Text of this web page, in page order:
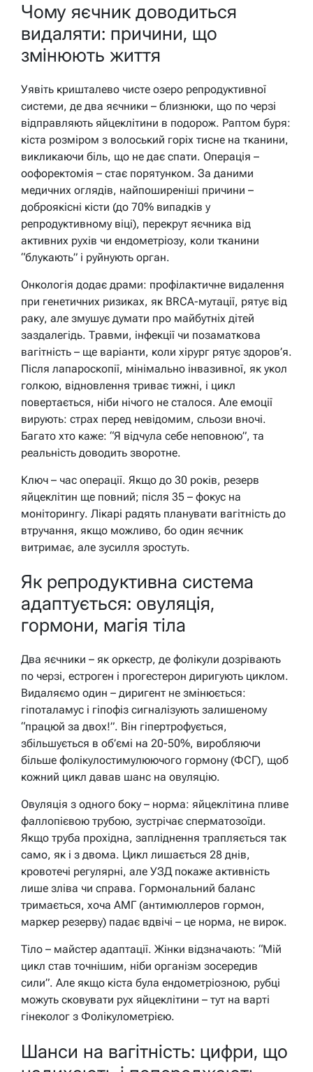
Чому яєчник доводиться
видаляти: причини, що
змінюють життя
Уявіть кришталево чисте озеро репродуктивної
системи, де два яєчники – близнюки, що по черзі
відправляють яйцеклітини в подорож. Раптом буря:
кіста розміром з волоський горіх тисне на тканини,
викликаючи біль, що не дає спати. Операція –
оофоректомія – стає порятунком. За даними
медичних оглядів, найпоширеніші причини –
доброякісні кісти (до 70% випадків у
репродуктивному віці), перекрут яєчника від
активних рухів чи ендометріозу, коли тканини
“блукають” і руйнують орган.
Онкологія додає драми: профілактичне видалення
при генетичних ризиках, як BRCA-мутації, рятує від
раку, але змушує думати про майбутніх дітей
заздалегідь. Травми, інфекції чи позаматкова
вагітність – ще варіанти, коли хірург рятує здоров’я.
Після лапароскопії, мінімально інвазивної, як укол
голкою, відновлення триває тижні, і цикл
повертається, ніби нічого не сталося. Але емоції
вирують: страх перед невідомим, сльози вночі.
Багато хто каже: “Я відчула себе неповною”, та
реальність доводить зворотне.
Ключ – час операції. Якщо до 30 років, резерв
яйцеклітин ще повний; після 35 – фокус на
моніторингу. Лікарі радять планувати вагітність до
втручання, якщо можливо, бо один яєчник
витримає, але зусилля зростуть.
Як репродуктивна система
адаптується: овуляція,
гормони, магія тіла
Два яєчники – як оркестр, де фолікули дозрівають
по черзі, естроген і прогестерон диригують циклом.
Видаляємо один – диригент не змінюється:
гіпоталамус і гіпофіз сигналізують залишеному
“працюй за двох!”. Він гіпертрофується,
збільшується в об’ємі на 20-50%, виробляючи
більше фолікулостимулюючого гормону (ФСГ), щоб
кожний цикл давав шанс на овуляцію.
Овуляція з одного боку – норма: яйцеклітина пливе
фаллопієвою трубою, зустрічає сперматозоїди.
Якщо труба прохідна, запліднення трапляється так
само, як і з двома. Цикл лишається 28 днів,
кровотечі регулярні, але УЗД покаже активність
лише зліва чи справа. Гормональний баланс
тримається, хоча АМГ (антимюллеров гормон,
маркер резерву) падає вдвічі – це норма, не вирок.
Тіло – майстер адаптації. Жінки відзначають: “Мій
цикл став точнішим, ніби організм зосередив
сили”. Але якщо кіста була ендометріозною, рубці
можуть сковувати рух яйцеклітини – тут на варті
гінеколог з Фолікулометрією.
Шанси на вагітність: цифри, що